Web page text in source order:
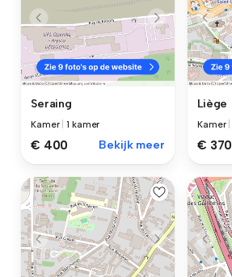
Seraing
Kamer |1 kamer
€ 400 Bekijk meer
Liège
Kamer
€ 370